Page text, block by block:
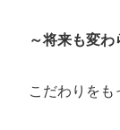
～将来も変
こだわりをも